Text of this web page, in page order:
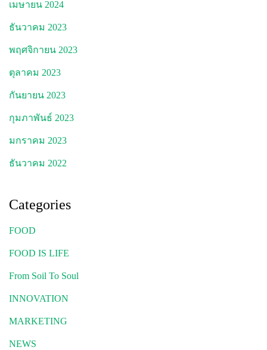
เมษายน 2024
ธันวาคม 2023
พฤศจิกายน 2023
ตุลาคม 2023
กันยายน 2023
กุมภาพันธ์ 2023
มกราคม 2023
ธันวาคม 2022
Categories
FOOD
FOOD IS LIFE
From Soil To Soul
INNOVATION
MARKETING
NEWS